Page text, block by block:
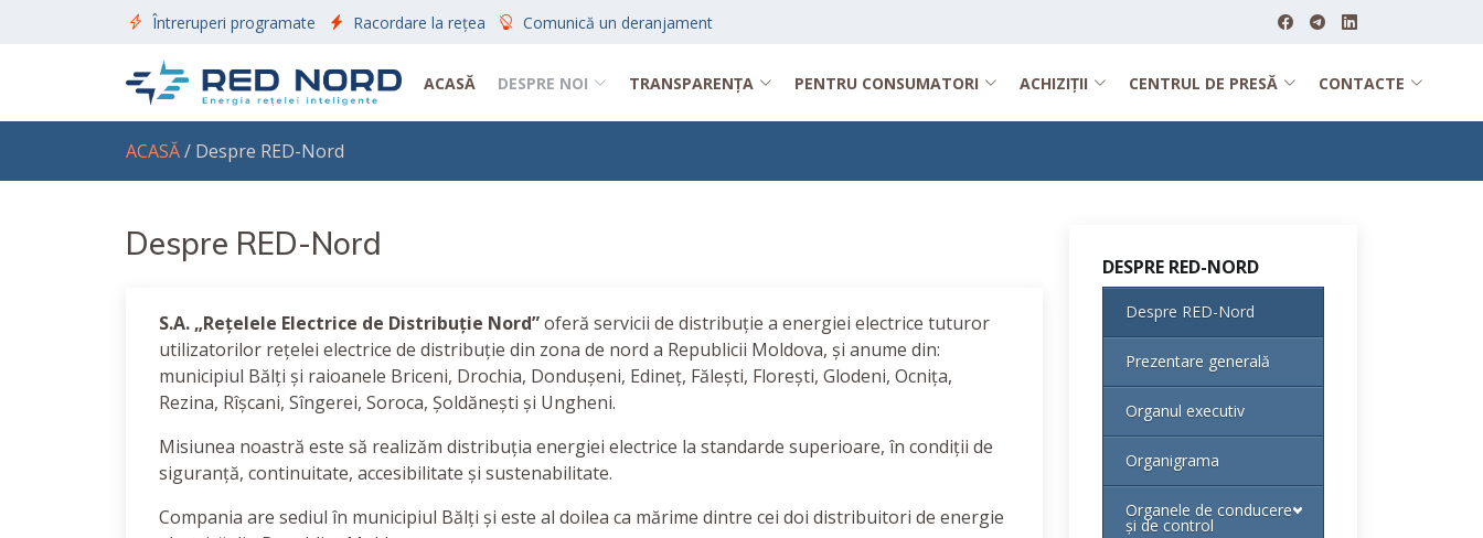
Întreruperi programate Racordare la rețea Comunică un deranjament
ACASĂ DESPRE NOI TRANSPARENȚA PENTRU CONSUMATORI ACHIZIȚII CENTRUL DE PRESĂ CONTACTE
ACASĂ/ Despre RED-Nord
Despre RED-Nord
S.A. „Rețelele Electrice de Distribuție Nord”oferă servicii de distribuție a energiei electrice tuturor
utilizatorilor rețelei electrice de distribuție din zona de nord a Republicii Moldova, și anume din:
municipiul Bălți și raioanele Briceni, Drochia, Dondușeni, Edineț, Fălești, Florești, Glodeni, Ocnița,
Rezina, Rîșcani, Sîngerei, Soroca, Șoldănești și Ungheni.
Misiunea noastră este să realizăm distribuția energiei electrice la standarde superioare, în condiții de
siguranță, continuitate, accesibilitate și sustenabilitate.
Compania are sediul în municipiul Bălți și este al doilea ca mărime dintre cei doi distribuitori de energie
DESPRE RED-NORD
Despre RED-Nord
Prezentare generală
Organul executiv
Organigrama
Organele de conducere
și de control